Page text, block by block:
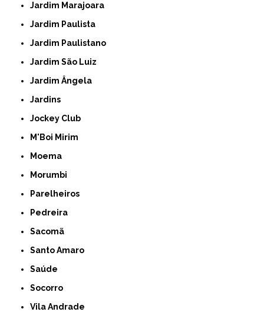
Jardim Marajoara
Jardim Paulista
Jardim Paulistano
Jardim São Luiz
Jardim Ângela
Jardins
Jockey Club
M'Boi Mirim
Moema
Morumbi
Parelheiros
Pedreira
Sacomã
Santo Amaro
Saúde
Socorro
Vila Andrade